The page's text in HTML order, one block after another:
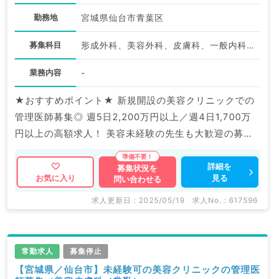
勤務地 宮城県仙台市青葉区
募集科目 形成外科、美容外科、皮膚科、一般内科、美容皮膚科、科目不問
業務内容 -
★おすすめポイント★ 新規開設の美容クリニックでの
管理医師募集◎ 週5日2,200万円以上／週4日1,700万
円以上の高額求人！ 美容未経験の先生も大歓迎の募集
医療機関求人はもちろんのこと、 産業医等の企業系求
人も多数扱っています。 求人内容の詳細等はお気軽に
お問合せ下さい。
お気に入り
募集状況を
問い合わせる
詳細を
見る
求人更新日 : 2025/05/19 求人No. : 617596
常勤求人 募集停止
【宮城県／仙台市】未経験可の美容クリニックの管理医